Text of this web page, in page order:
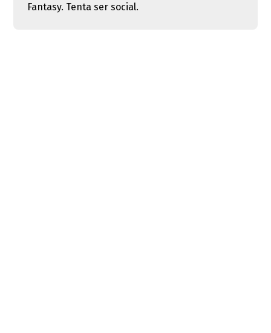
Fantasy. Tenta ser social.